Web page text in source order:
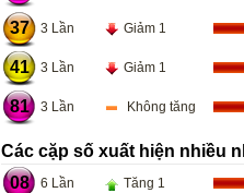
37 3 Lần Giảm 1
41 3 Lần Giảm 1
81 3 Lần Không tăng
Các cặp số xuất hiện nhiều
08
6 Lần Tăng 1